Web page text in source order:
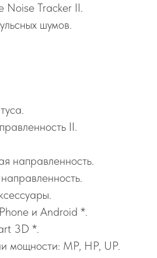
Noise Tracker II.
шумов.
II.
направленность.
и Android *.
3D *.
мощности: MP, HP, UP.